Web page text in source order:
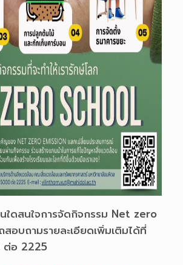
นใดสนใจการจัดกิจกรรม Net zero
อบถามรายละเอียดเพิ่มเติมได้ที่
ต่อ 2225